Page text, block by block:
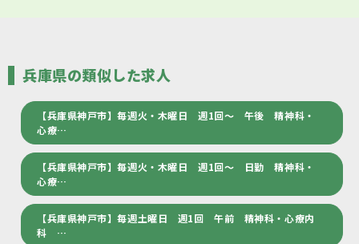
兵庫県の類似した求人
【兵庫県神戸市】毎週火・木曜日 週1回～ 午後 精神科・
心療…
【兵庫県神戸市】毎週火・木曜日 週1回～ 日勤 精神科・
心療…
【兵庫県神戸市】毎週土曜日 週1回 午前 精神科・心療内
科 …